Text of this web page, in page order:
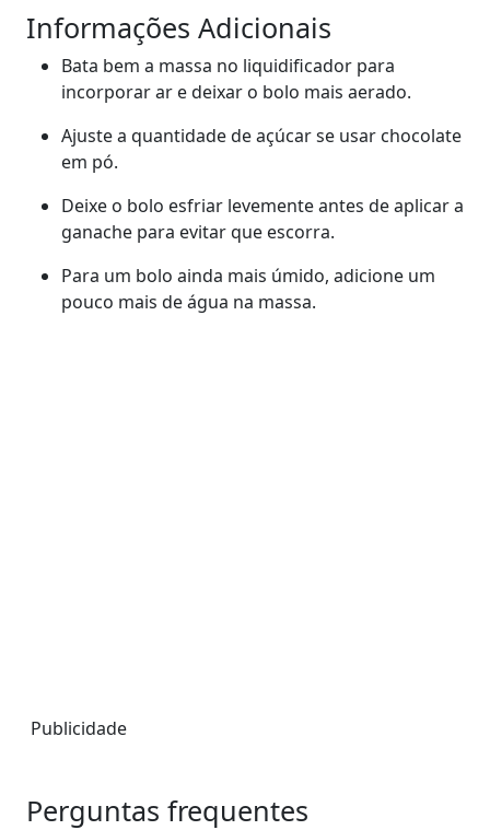
Informações Adicionais
Bata bem a massa no liquidificador para
incorporar ar e deixar o bolo mais aerado.
Ajuste a quantidade de açúcar se usar chocolate
em pó.
Deixe o bolo esfriar levemente antes de aplicar a
ganache para evitar que escorra.
Para um bolo ainda mais úmido, adicione um
pouco mais de água na massa.
Publicidade
Perguntas frequentes